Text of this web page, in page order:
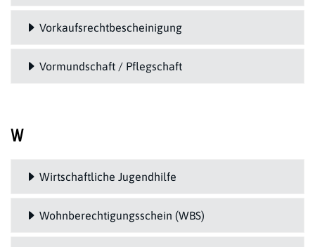
Vorkaufsrechtbescheinigung
Vormundschaft / Pflegschaft
W
Wirtschaftliche Jugendhilfe
Wohnberechtigungsschein (WBS)